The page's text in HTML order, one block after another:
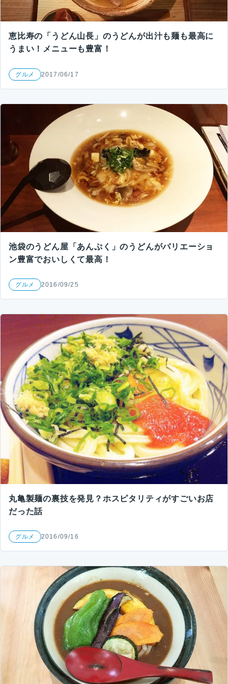
恵比寿の「うどん山長」のうどんが出汁も麺も最高に
うまい！メニューも豊富！
グルメ 2017/06/17
池袋のうどん屋「あんぷく」のうどんがバリエーショ
ン豊富でおいしくて最高！
グルメ 2016/09/25
丸亀製麺の裏技を発見？ホスピタリティがすごいお店
だった話
グルメ 2016/09/16